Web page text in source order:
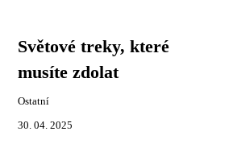
Světové treky, které
musíte zdolat
Ostatní
30. 04. 2025